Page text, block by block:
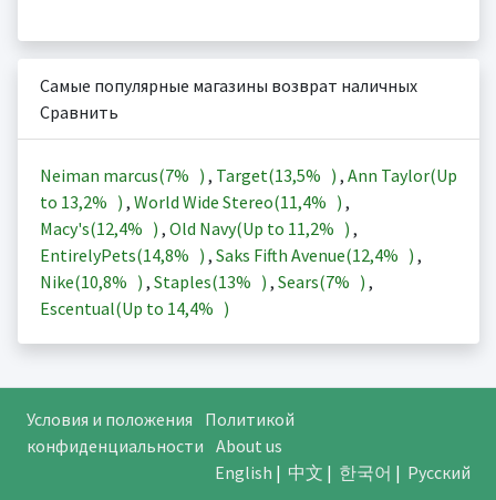
Самые популярные магазины возврат наличных
Сравнить
Neiman marcus(7% ) , Target(13,5% ) , Ann Taylor(Up
to 13,2% ) , World Wide Stereo(11,4% ) ,
Macy's(12,4% ) , Old Navy(Up to 11,2% ) ,
EntirelyPets(14,8% ) , Saks Fifth Avenue(12,4% ) ,
Nike(10,8% ) , Staples(13% ) , Sears(7% ) ,
Escentual(Up to 14,4% )
Условия и положения
Политикой
конфиденциальности About us
English | 中文 | 한국어 | Русский